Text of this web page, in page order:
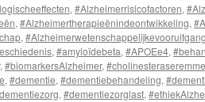
, #Alzheimerrisicofactoren,
, #Alzheimertherapieënindeontwikkeling,
, #Alzheimerwetenschappelijkevooruitgang
, #amyloïdebeta, #APOEe4,
, #biomarkersAlzheimer,
, #dementie, #dementiebehandeling,
, #dementiezorglast,